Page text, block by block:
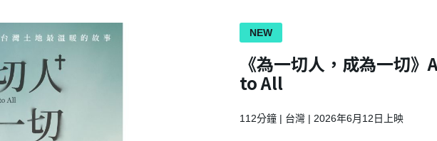
NEW
《為一切人，成為一切
to All
112分鐘 | 台灣 | 2026​年6月12日上映